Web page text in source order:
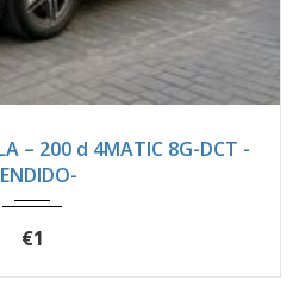
– 200 d 4MATIC 8G-DCT -
€1